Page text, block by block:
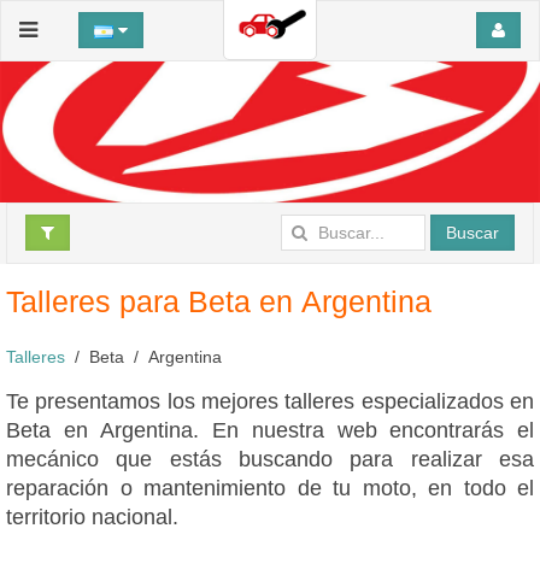
Buscar
Talleres para Beta en Argentina
Talleres Beta Argentina
Te presentamos los mejores talleres especializados en
Beta en Argentina. En nuestra web encontrarás el
mecánico que estás buscando para realizar esa
reparación o mantenimiento de tu moto, en todo el
territorio nacional.